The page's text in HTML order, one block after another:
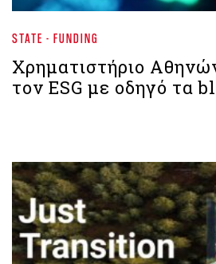
STATE - FUNDING
Χρηματιστήριο
τον ESG με οδηγό τα